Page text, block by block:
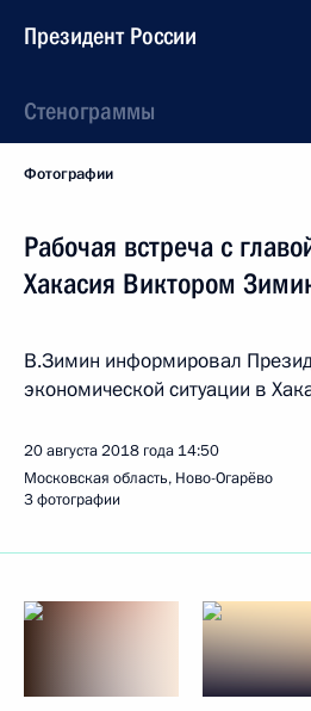
Президент России
Стенограммы
Фотографии
Рабочая встреча с
Хакасия Виктором
В.Зимин информировал
экономической ситуации в
20 августа 2018 года 14:50
Московская область, Ново-Огарёво
3 фотографии